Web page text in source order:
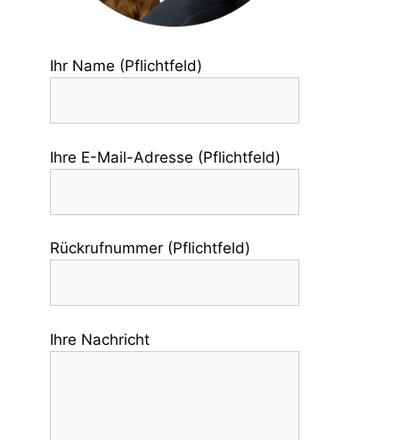
Ihr Name (Pflichtfeld)
Ihre E-Mail-Adresse (Pflichtfeld)
Rückrufnummer (Pflichtfeld)
Ihre Nachricht